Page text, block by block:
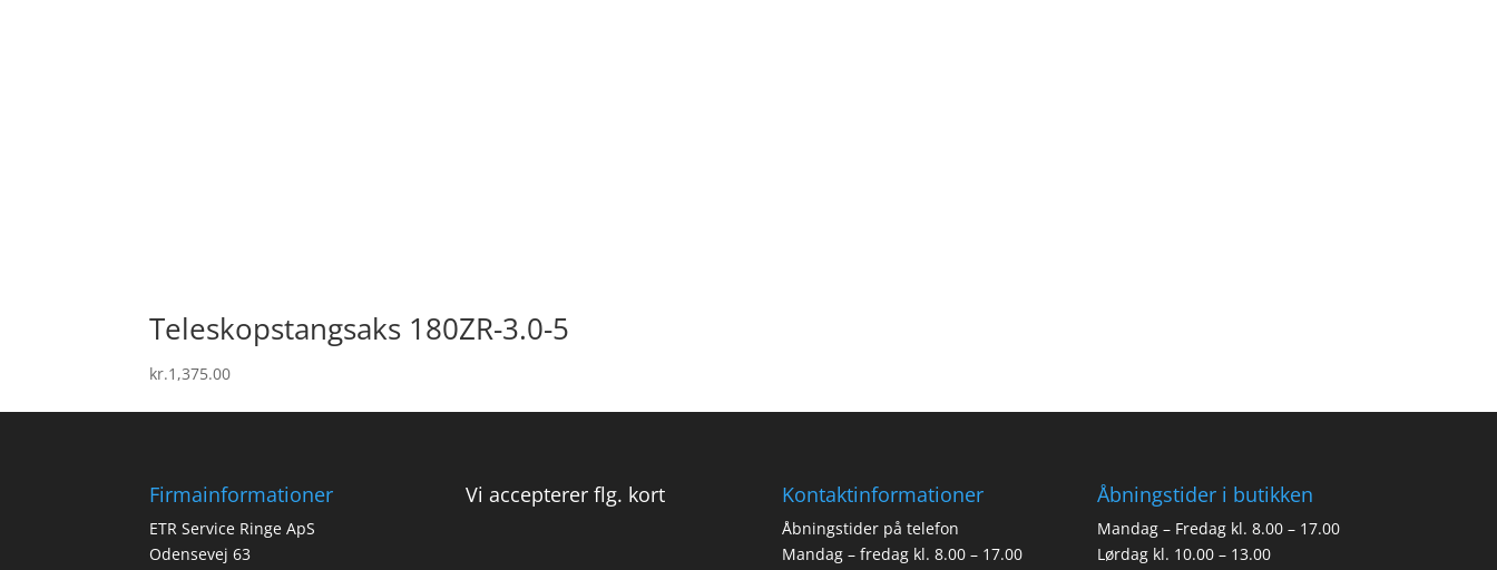
Teleskopstangsaks 180ZR-3.0-5
kr.1,375.00
Firmainformationer
ETR Service Ringe ApS
Odensevej 63
Vi accepterer flg. kort Kontaktinformationer
Åbningstider på telefon
Mandag – fredag kl. 8.00 – 17.00
Åbningstider i butikken
Mandag – Fredag kl. 8.00 – 17.00
Lørdag kl. 10.00 – 13.00